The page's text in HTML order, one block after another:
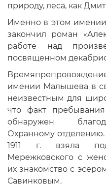
природу, леса, как
Именно в этом
закончил роман
работе над
посвященном
имении Малышева в
неизвестным для
что факт
обнаружен
Охранному
1911 г. взяла
Мережковского с
их знакомство с
Савинковым.